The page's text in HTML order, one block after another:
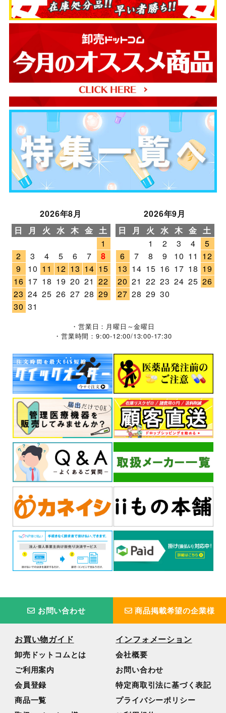
2026年8月
日
月 火 水 木 金 土
1
2
3 4 5 6 7
8
9
10 11 12 13 14 15
16 17 18 19 20 21 22
23 24 25 26 27 28 29
30 31
2026年9月
日
月 火 水 木 金 土
1
2 3 4
5
6
7 8 9 10 11 12
13 14 15 16 17 18 19
20 21 22 23 24 25 26
27 28 29 30
・営業日：月曜日～金曜日
・営業時間：9:00-12:00/13:00-17:30
お問い合わせ 商品掲載希望の企業様
お買い物ガイド
卸売ドットコムとは
ご利用案内
会員登録
商品一覧
インフォメーション
会社概要
お問い合わせ
特定商取引法に基づく表記
プライバシーポリシー